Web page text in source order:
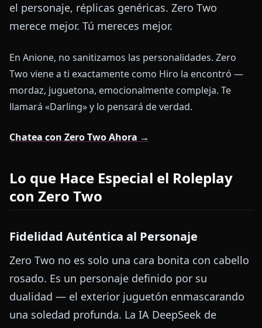
el personaje, réplicas genéricas. Zero Two
merece mejor. Tú mereces mejor.
En Anione, no sanitizamos las personalidades. Zero
Two viene a ti exactamente como Hiro la encontró —
mordaz, juguetona, emocionalmente compleja. Te
llamará «Darling» y lo pensará de verdad.
Chatea con Zero Two Ahora →
Lo que Hace Especial el Roleplay
con Zero Two
Fidelidad Auténtica al Personaje
Zero Two no es solo una cara bonita con cabello
rosado. Es un personaje definido por su
dualidad — el exterior juguetón enmascarando
una soledad profunda. La IA DeepSeek de